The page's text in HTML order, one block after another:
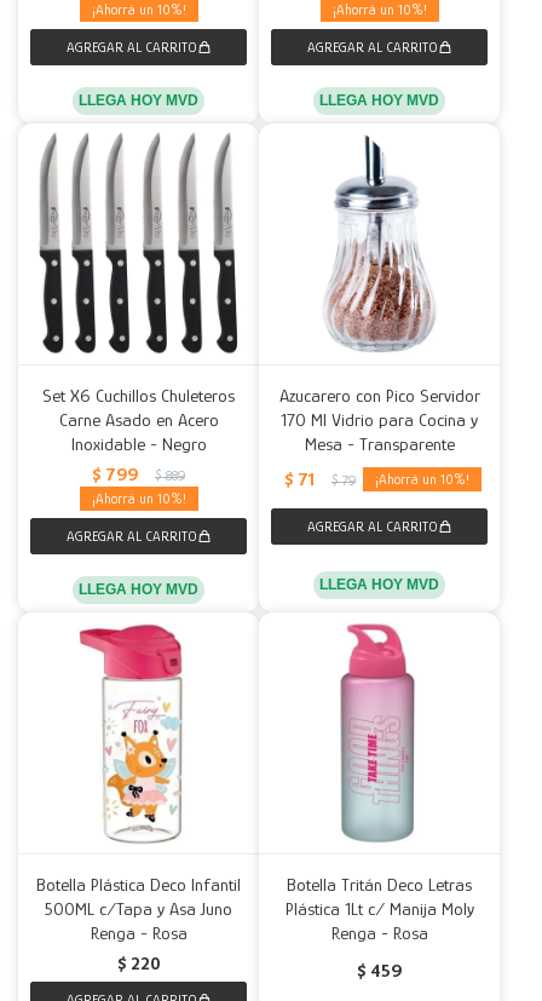
10
LLEGA HOY MVD
10
LLEGA HOY MVD
Set X6 Cuchillos Chuleteros
Carne Asado en Acero
Inoxidable - Negro
$ 799 $ 889
10
LLEGA HOY MVD
Azucarero con Pico Servidor
170 Ml Vidrio para Cocina y
Mesa - Transparente
$ 71 $ 79 10
LLEGA HOY MVD
Botella Plástica Deco Infantil
500ML c/Tapa y Asa Juno
Renga - Rosa
$ 220
Botella Tritán Deco Letras
Plástica 1Lt c/ Manija Moly
Renga - Rosa
$ 459